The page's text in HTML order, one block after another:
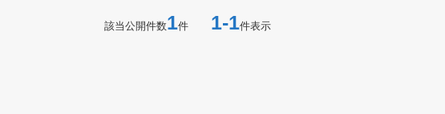
該当公開件数1件 1-1件表示